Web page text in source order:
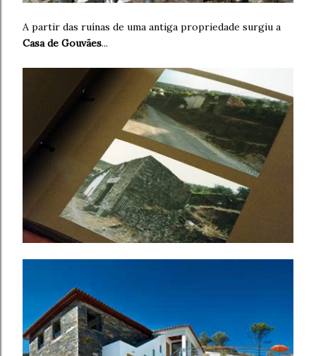
A partir das ruínas de uma antiga propriedade surgiu a
Casa de Gouvães...